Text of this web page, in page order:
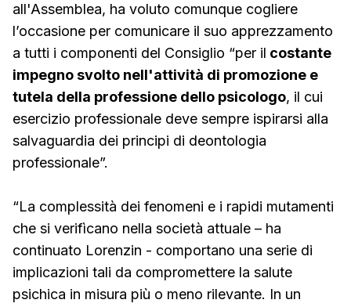
all'Assemblea, ha voluto comunque cogliere
l’occasione per comunicare il suo apprezzamento
a tutti i componenti del Consiglio “per il costante
impegno svolto nell'attività di promozione e
tutela della professione dello psicologo, il cui
esercizio professionale deve sempre ispirarsi alla
salvaguardia dei principi di deontologia
professionale”.
“La complessità dei fenomeni e i rapidi mutamenti
che si verifìcano nella società attuale – ha
continuato Lorenzin - comportano una serie di
implicazioni tali da compromettere la salute
psichica in misura più o meno rilevante. In un